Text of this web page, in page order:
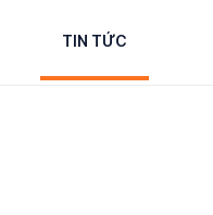
TIN TỨC